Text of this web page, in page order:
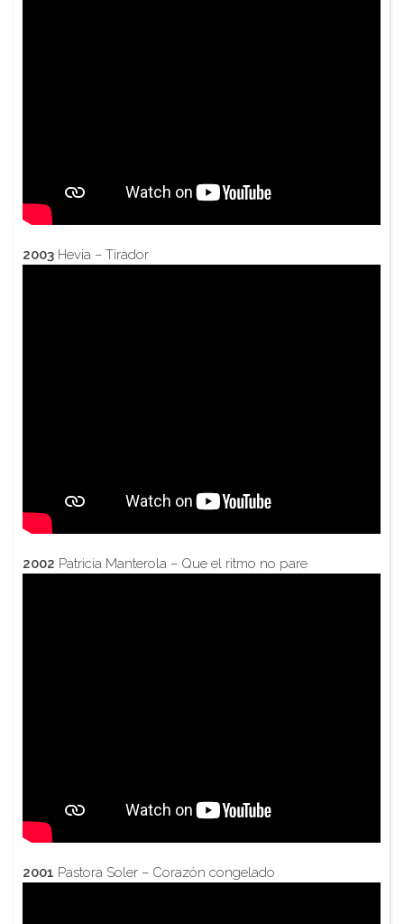
2003 Hevia – Tirador
2002 Patricia Manterola – Que el ritmo no pare
2001 Pastora Soler – Corazón congelado